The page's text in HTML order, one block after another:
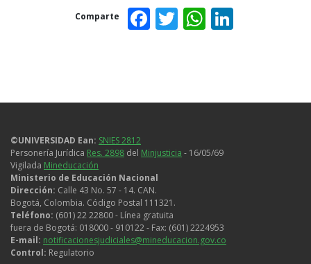
Comparte Facebook
Twitter
©UNIVERSIDAD Ean: SNIES 2812
Personería Jurídica Res. 2898 del Minjusticia - 16/05/69
Vigilada Mineducación
Ministerio de Educación Nacional
Dirección: Calle 43 No. 57 - 14. CAN.
Bogotá, Colombia. Código Postal 111321.
Teléfono: (601) 22 22800 - Línea gratuita
fuera de Bogotá: 018000 - 910122 - Fax: (601) 2224953
E-mail: notificacionesjudiciales@mineducacion.gov.co
Control: Regulatorio